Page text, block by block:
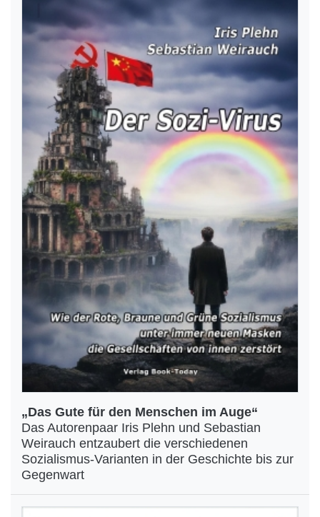
„Das Gute für den Menschen im Auge“
Das Autorenpaar Iris Plehn und Sebastian
Weirauch entzaubert die verschiedenen
Sozialismus-Varianten in der Geschichte bis zur
Gegenwart